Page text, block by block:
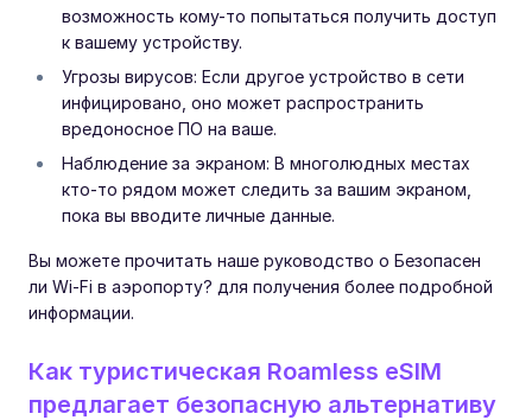
возможность кому-то попытаться получить доступ
к вашему устройству.
Угрозы вирусов: Если другое устройство в сети
инфицировано, оно может распространить
вредоносное ПО на ваше.
Наблюдение за экраном: В многолюдных местах
кто-то рядом может следить за вашим экраном,
пока вы вводите личные данные.
Вы можете прочитать наше руководство о Безопасен
ли Wi-Fi в аэропорту? для получения более подробной
информации.
Как туристическая Roamless eSIM
предлагает безопасную альтернативу